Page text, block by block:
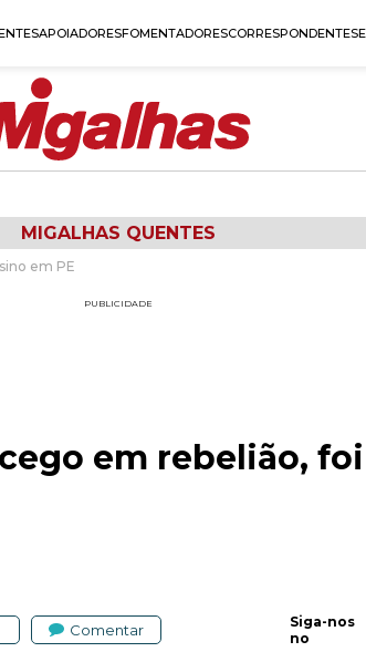
APOIADORESFOMENTADORESCORRESPONDENTES
MIGALHAS QUENTES
em PE
PUBLICIDADE
em rebelião,
Comentar
Siga-nos
no